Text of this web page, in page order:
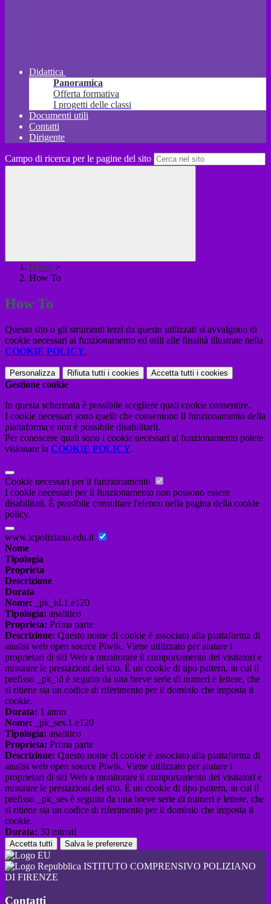
Didattica
Panoramica
Offerta formativa
I progetti delle classi
Documenti utili
Contatti
Dirigente
Campo di ricerca per le pagine del sito
Home >
How To
How To
Questo sito o gli strumenti terzi da questo utilizzati si avvalgono di
cookie necessari al funzionamento ed utili alle finalità illustrate nella
COOKIE POLICY.
Personalizza Rifiuta tutti i cookies Accetta tutti i cookies
Gestione cookie
In questa schermata è possibile scegliere quali cookie consentire.
I cookie necessari sono quelli che consentono il funzionamento della
piattaforma e non è possibile disabilitarli.
Per conoscere quali sono i cookie necessari al funzionamento potete
visionare la COOKIE POLICY.
Cookie necessari per il funzionamento
I cookie necessari per il funzionamento non possono essere
disabilitati. È possibile consultare l'elenco nella pagina della cookie
policy.
www.icpoliziano.edu.it
Nome
Tipologia
Proprieta
Descrizione
Durata
Nome: _pk_id.1.e120
Tipologia: analitico
Proprieta: Prima parte
Descrizione: Questo nome di cookie è associato alla piattaforma di
analisi web open source Piwik. Viene utilizzato per aiutare i
proprietari di siti Web a monitorare il comportamento dei visitatori e
misurare le prestazioni del sito. È un cookie di tipo pattern, in cui il
prefisso _pk_id è seguito da una breve serie di numeri e lettere, che
si ritiene sia un codice di riferimento per il dominio che imposta il
cookie.
Durata: 1 anno
Nome: _pk_ses.1.e120
Tipologia: analitico
Proprieta: Prima parte
Descrizione: Questo nome di cookie è associato alla piattaforma di
analisi web open source Piwik. Viene utilizzato per aiutare i
proprietari di siti Web a monitorare il comportamento dei visitatori e
misurare le prestazioni del sito. È un cookie di tipo pattern, in cui il
prefisso _pk_ses è seguito da una breve serie di numeri e lettere, che
si ritiene sia un codice di riferimento per il dominio che imposta il
cookie.
Durata: 30 minuti
Accetta tutti Salva le preferenze
ISTITUTO COMPRENSIVO POLIZIANO
DI FIRENZE
Contatti